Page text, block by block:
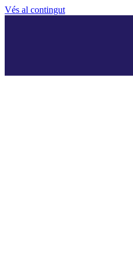
Vés al contingut